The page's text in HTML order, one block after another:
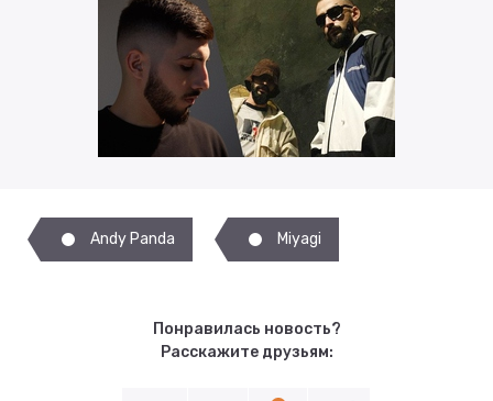
Andy Panda Miyagi
Понравилась новость?
Расскажите друзьям: